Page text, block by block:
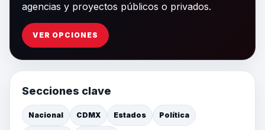
agencias y proyectos públicos o privados.
VER OPCIONES
Secciones clave
Nacional CDMX Estados Política